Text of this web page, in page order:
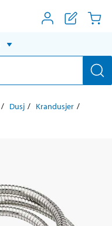
Dusj
Krandusjer